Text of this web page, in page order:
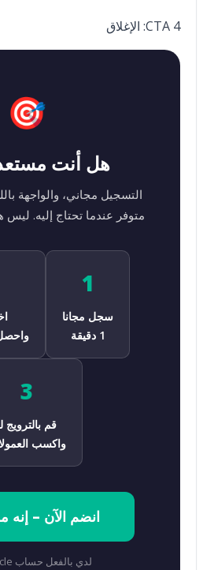
CTA 4: الإغلاق
🎯
هل أنت
التسجيل مجاني، والواجهة
متوفر عندما تحتاج إليه. ليس
1
سجل مجانا
1 دقيقة
3
قم بالترويج
واكسب
انضم الآن – إنه
لدي بالفعل حساب Affiracle →